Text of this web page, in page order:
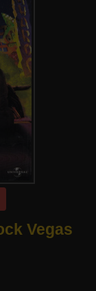
Vegas